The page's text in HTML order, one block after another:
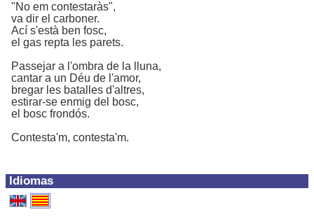
Idiomas
"No em contestaràs",
va dir el carboner.
Ací s'està ben fosc,
el gas repta les parets.
Passejar a l'ombra de la lluna,
cantar a un Déu de l'amor,
bregar les batalles d'altres,
estirar-se enmig del bosc,
el bosc frondós.
Contesta'm, contesta'm.